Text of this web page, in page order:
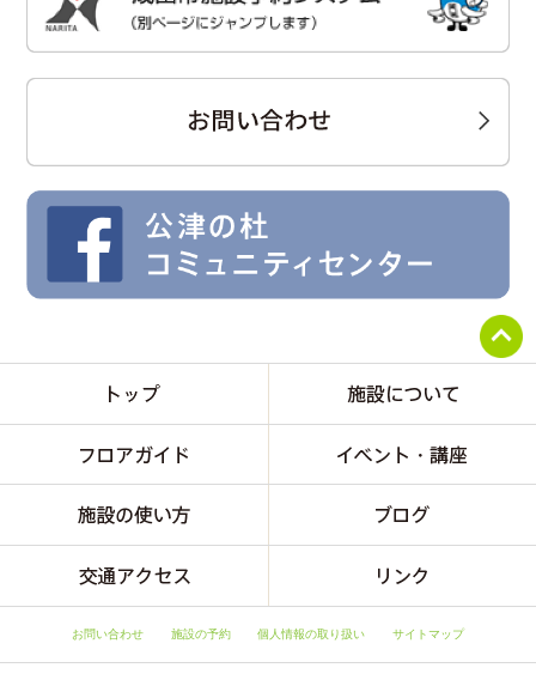
お問い合わせ 施設の予約 個人情報の取り扱い サイトマップ